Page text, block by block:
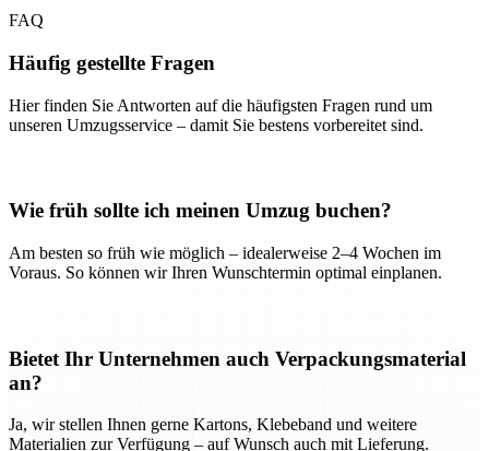
FAQ
Häufig gestellte Fragen
Hier finden Sie Antworten auf die häufigsten Fragen rund um
unseren Umzugsservice – damit Sie bestens vorbereitet sind.
Wie früh sollte ich meinen Umzug buchen?
Am besten so früh wie möglich – idealerweise 2–4 Wochen im
Voraus. So können wir Ihren Wunschtermin optimal einplanen.
Bietet Ihr Unternehmen auch Verpackungsmaterial
an?
Ja, wir stellen Ihnen gerne Kartons, Klebeband und weitere
Materialien zur Verfügung – auf Wunsch auch mit Lieferung.